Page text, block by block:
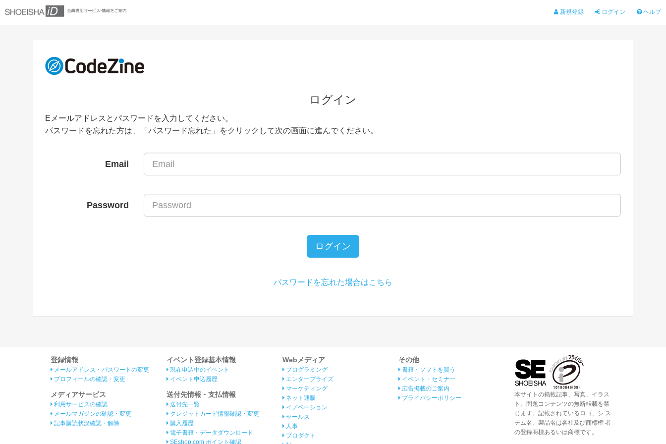
新規登録 ログイン ヘルプ
ログイン
Eメールアドレスとパスワードを入力してください。
パスワードを忘れた方は、「パスワード忘れた」をクリックして次の画面に進んでください。
Email
Password
ログイン
パスワードを忘れた場合はこちら
登録情報
メールアドレス・パスワードの変更
プロフィールの確認・変更
メディアサービス
利用サービスの確認
メールマガジンの確認・変更
記事購読状況確認・解除
イベント登録基本情報
現在申込中のイベント
イベント申込履歴
送付先情報・支払情報
送付先一覧
クレジットカード情報確認・変更
購入履歴
電子書籍・データダウンロード
SEshop.com ポイント確認
Webメディア
プログラミング
エンタープライズ
マーケティング
ネット通販
イノベーション
セールス
人事
プロダクト
その他
書籍・ソフトを買う
イベント・セミナー
広告掲載のご案内
プライバシーポリシー
本サイトの掲載記事、写真、イラス
ト、問題コンテンツの無断転載を禁
じます。記載されているロゴ、シ ス
テム名、製品名は各社及び商標権 者
の登録商標あるいは商標です。